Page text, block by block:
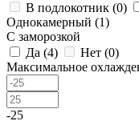
В подлокотник (0)
Однокамерный (1)
С заморозкой
Да (4) Нет (0)
Максимальное
-25